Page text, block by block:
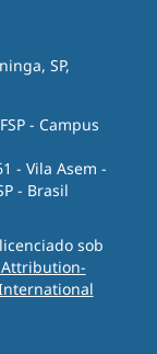
SP,
- Campus
- Vila Asem -
- Brasil
sob
Attribution-